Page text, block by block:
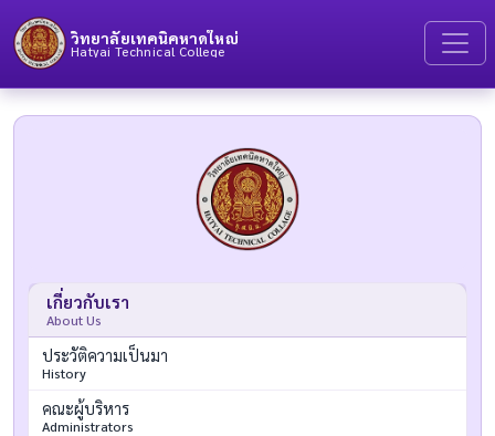
วิทยาลัยเทคนิคหาดใหญ่
Hatyai Technical College
เกี่ยวกับเรา
About Us
ประวัติความเป็นมา
History
คณะผู้บริหาร
Administrators